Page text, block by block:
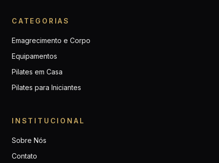
CATEGORIAS
Emagrecimento e Corpo
Equipamentos
Pilates em Casa
Pilates para Iniciantes
INSTITUCIONAL
Sobre Nós
Contato